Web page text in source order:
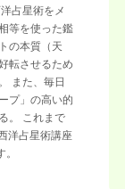
占星術をメ
等を使った鑑
の本質（天
転させるため
また、毎日
プ」の高い的
。 これまで
洋占星術講座